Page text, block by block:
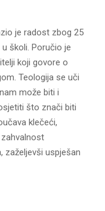
je radost zbog 25
školi. Poručio je
koji govore o
Teologija se uči
može biti i
što znači biti
klečeći,
zaželjevši uspješan